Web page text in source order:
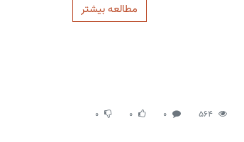
مطالعه بیشتر
564
0
0
0